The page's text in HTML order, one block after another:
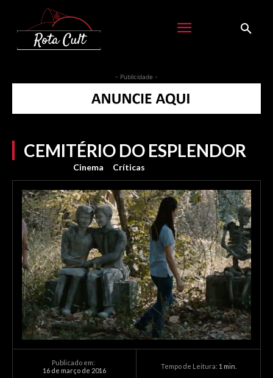
- Publicidade -
CEMITÉRIO DO ESPLENDOR
Cinema Críticas
Publicado em:
16 de março de 2016
Tempo de Leitura: 1 min.